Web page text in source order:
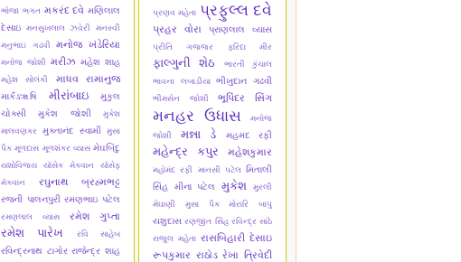
ભોજા ભગત મકરંદ દવે મણિલાલ
દેસાઇ મનસુખલાલ ઝવેરી
મનસ્વી
મનુભાઇ ગઢવી
મનોજ ખંડેરિયા
મનોજ જોશી મરીઝ મહેશ શાહ
મહેશ સોલંકી માધવ રામાનુજ
માર્કંડૠષિ મીરાંબાઇ
મુકુલ
ચોક્સી
મુકેશ જોશી
મુકેશ
માલવણકર
મુક્તાનંદ સ્વામી
મુસા
પૈક મૂળદાસ મૂળશંકર વ્યાસ મેઘબિંદુ
યશોવિજય યૉસેક મેકવાન
યૉસેફ
મૅકવાન
રઘુનાથ બ્રહ્મભટ્ટ
રજની પાલનપુરી રમણભાઇ પટેલ
રમણલાલ વ્યાસ રમેશ ગુપ્તા
રમેશ પારેખ રવિ સાહેબ
રવિન્દ્રનાથ ટાગોર રાજેન્દ્ર શાહ
પ્રણવ મહેતા પ્રફુલ્લ દવે
પ્રહર વોરા પ્રાણલાલ વ્યાસ
પ્રીતિ ગજ્જર ફરિદા મીર
ફાલ્ગુની શેઠ
ભારતી કુંચાલ
ભાવના લબાડીયા
ભીખુદાન ગઢવી
ભીમસેન જોશી ભૂપિંદર સિંગ
મનહર ઉધાસ
મનોજ
જોશી
મન્ના ડે મહમદ રફી
મહેન્દ્ર કપુર મહેશકુમાર
મહોમંદ રફી માનસી પટેલ મિતાલી
સિંહ
મીના પટેલ મુકેશ
મુરલી
મેઘાણી
મુસા પૈક મોરારિ બાપુ
યશુદાસ રણજીત સિંહ રવિન્દ્ર સાઠે
રાજુલ મહેતા રાસબિહારી દેસાઇ
રૂપકુમાર રાઠોડ રેખા ત્રિવેદી